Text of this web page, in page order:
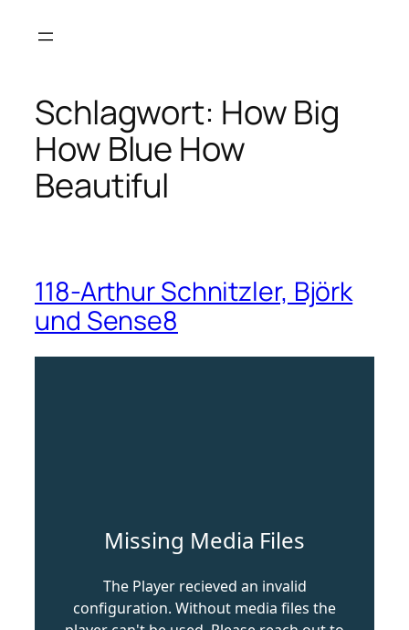
Inhalt
Schlagwort: How Big
How Blue How
Beautiful
118-Arthur Schnitzler, Björk
und Sense8